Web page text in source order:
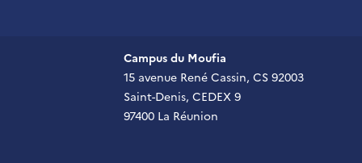
Campus du Moufia
15 avenue René Cassin, CS 92003
Saint-Denis, CEDEX 9
97400 La Réunion